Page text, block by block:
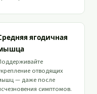
ягодичная
отводящих
— даже после
симптомов.